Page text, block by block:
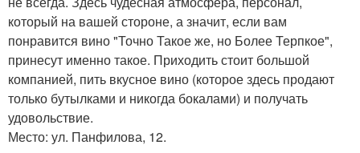
который на вашей стороне, а значит, если вам
понравится вино "Точно Такое же, но Более Терпкое",
принесут именно такое. Приходить стоит большой
компанией, пить вкусное вино (которое здесь продают
только бутылками и никогда бокалами) и получать
удовольствие.
Место: ул. Панфилова, 12.